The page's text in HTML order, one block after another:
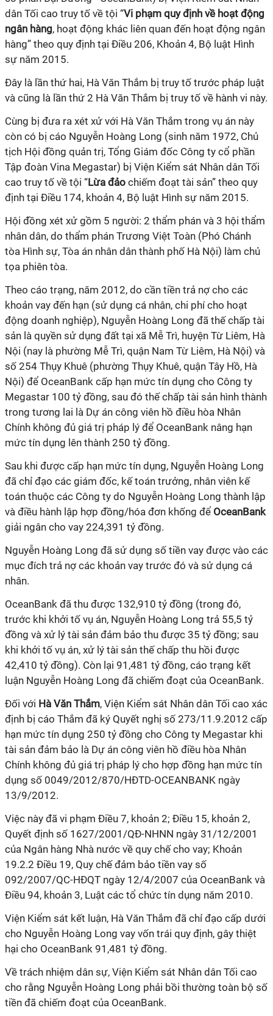
dân Tối cao truy tố về tội “Vi phạm quy định về hoạt động
ngân hàng, hoạt động khác liên quan đến hoạt động ngân
hàng” theo quy định tại Điều 206, Khoản 4, Bộ luật Hình
sự năm 2015.
Đây là lần thứ hai, Hà Văn Thắm bị truy tố trước pháp luật
và cũng là lần thứ 2 Hà Văn Thắm bị truy tố về hành vi này.
Cùng bị đưa ra xét xử với Hà Văn Thắm trong vụ án này
còn có bị cáo Nguyễn Hoàng Long (sinh năm 1972, Chủ
tịch Hội đồng quản trị, Tổng Giám đốc Công ty cổ phần
Tập đoàn Vina Megastar) bị Viện Kiểm sát Nhân dân Tối
cao truy tố về tội “Lừa đảo chiếm đoạt tài sản” theo quy
định tại Điều 174, khoản 4, Bộ luật Hình sự năm 2015.
Hội đồng xét xử gồm 5 người: 2 thẩm phán và 3 hội thẩm
nhân dân, do thẩm phán Trương Việt Toàn (Phó Chánh
tòa Hình sự, Tòa án nhân dân thành phố Hà Nội) làm chủ
tọa phiên tòa.
Theo cáo trạng, năm 2012, do cần tiền trả nợ cho các
khoản vay đến hạn (sử dụng cá nhân, chi phí cho hoạt
động doanh nghiệp), Nguyễn Hoàng Long đã thế chấp tài
sản là quyền sử dụng đất tại xã Mễ Trì, huyện Từ Liêm, Hà
Nội (nay là phường Mễ Trì, quận Nam Từ Liêm, Hà Nội) và
số 254 Thụy Khuê (phường Thụy Khuê, quận Tây Hồ, Hà
Nội) để OceanBank cấp hạn mức tín dụng cho Công ty
Megastar 100 tỷ đồng, sau đó thế chấp tài sản hình thành
trong tương lai là Dự án công viên hồ điều hòa Nhân
Chính không đủ giá trị pháp lý để OceanBank nâng hạn
mức tín dụng lên thành 250 tỷ đồng.
Sau khi được cấp hạn mức tín dụng, Nguyễn Hoàng Long
đã chỉ đạo các giám đốc, kế toán trưởng, nhân viên kế
toán thuộc các Công ty do Nguyễn Hoàng Long thành lập
và điều hành lập hợp đồng/hóa đơn khống để OceanBank
giải ngân cho vay 224,391 tỷ đồng.
Nguyễn Hoàng Long đã sử dụng số tiền vay được vào các
mục đích trả nợ các khoản vay trước đó và sử dụng cá
nhân.
OceanBank đã thu được 132,910 tỷ đồng (trong đó,
trước khi khởi tố vụ án, Nguyễn Hoàng Long trả 55,5 tỷ
đồng và xử lý tài sản đảm bảo thu được 35 tỷ đồng; sau
khi khởi tố vụ án, xử lý tài sản thế chấp thu hồi được
42,410 tỷ đồng). Còn lại 91,481 tỷ đồng, cáo trạng kết
luận Nguyễn Hoàng Long đã chiếm đoạt của OceanBank.
Đối với Hà Văn Thắm, Viện Kiểm sát Nhân dân Tối cao xác
định bị cáo Thắm đã ký Quyết nghị số 273/11.9.2012 cấp
hạn mức tín dụng 250 tỷ đồng cho Công ty Megastar khi
tài sản đảm bảo là Dự án công viên hồ điều hòa Nhân
Chính không đủ giá trị pháp lý cho hợp đồng hạn mức tín
dụng số 0049/2012/870/HĐTD-OCEANBANK ngày
13/9/2012.
Việc này đã vi phạm Điều 7, khoản 2; Điều 15, khoản 2,
Quyết định số 1627/2001/QĐ-NHNN ngày 31/12/2001
của Ngân hàng Nhà nước về quy chế cho vay; Khoản
19.2.2 Điều 19, Quy chế đảm bảo tiền vay số
092/2007/QC-HĐQT ngày 12/4/2007 của OceanBank và
Điều 94, khoản 3, Luật các tổ chức tín dụng năm 2010.
Viện Kiểm sát kết luận, Hà Văn Thắm đã chỉ đạo cấp dưới
cho Nguyễn Hoàng Long vay vốn trái quy định, gây thiệt
hại cho OceanBank 91,481 tỷ đồng.
Về trách nhiệm dân sự, Viện Kiểm sát Nhân dân Tối cao
cho rằng Nguyễn Hoàng Long phải bồi thường toàn bộ số
tiền đã chiếm đoạt của OceanBank.